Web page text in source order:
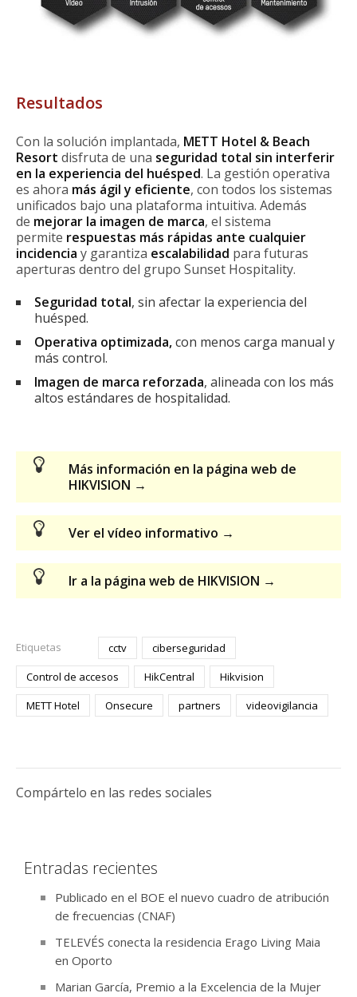
Resultados
Con la solución implantada, METT Hotel & Beach
Resort disfruta de una seguridad total sin interferir
en la experiencia del huésped. La gestión operativa
es ahora más ágil y eficiente, con todos los sistemas
unificados bajo una plataforma intuitiva. Además
de mejorar la imagen de marca, el sistema
permite respuestas más rápidas ante cualquier
incidencia y garantiza escalabilidad para futuras
aperturas dentro del grupo Sunset Hospitality.
Seguridad total, sin afectar la experiencia del
huésped.
Operativa optimizada,con menos carga manual y
más control.
Imagen de marca reforzada, alineada con los más
altos estándares de hospitalidad.
Más información en la página web de
HIKVISION →
Ver el vídeo informativo →
Ir a la página web de HIKVISION →
Etiquetas cctv
ciberseguridad
Control de accesos
HikCentral
Hikvision
METT Hotel
Onsecure partners videovigilancia
Compártelo en las redes sociales
Entradas recientes
Publicado en el BOE el nuevo cuadro de atribución
de frecuencias (CNAF)
TELEVÉS conecta la residencia Erago Living Maia
en Oporto
Marian García, Premio a la Excelencia de la Mujer